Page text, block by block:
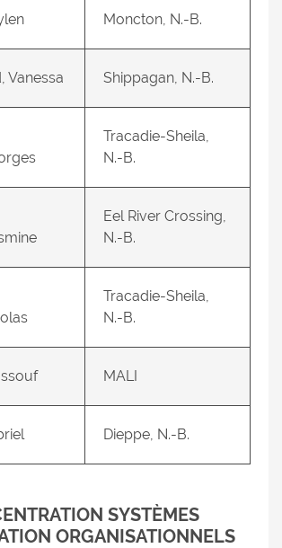
Moncton, N.-B.
Vanessa Shippagan, N.-B.
Tracadie-Sheila,
N.-B.
Eel River Crossing,
N.-B.
Tracadie-Sheila,
N.-B.
MALI
Dieppe, N.-B.
SYSTÈMES
ORGANISATIONNELS